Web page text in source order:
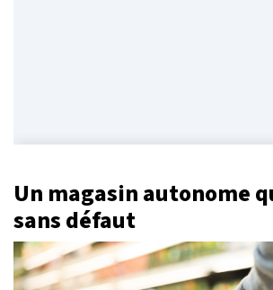
Un magasin autonome
sans défaut